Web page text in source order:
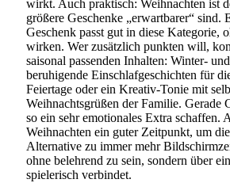
wirkt. Auch praktisch: Weihnachten ist
größere Geschenke „erwartbarer“ sind.
Geschenk passt gut in diese Kategorie,
wirken. Wer zusätzlich punkten will,
saisonal passenden Inhalten: Winter-
beruhigende Einschlafgeschichten für
Feiertage oder ein Kreativ-Tonie mit
Weihnachtsgrüßen der Familie. Gerade
so ein sehr emotionales Extra schaffen.
Weihnachten ein guter Zeitpunkt, um
Alternative zu immer mehr
ohne belehrend zu sein, sondern über
spielerisch verbindet.